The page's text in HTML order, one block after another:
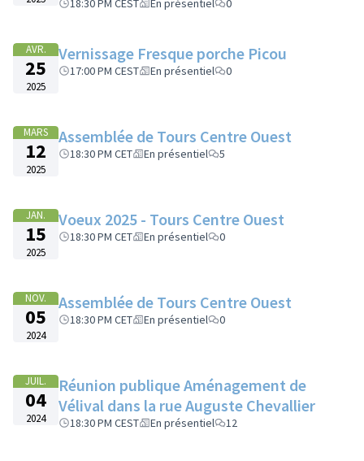
18:30 PM CEST En présentiel 0
AVR.
25
2025
Vernissage Fresque porche Picou
17:00 PM CEST En présentiel 0
MARS
12
2025
Assemblée de Tours Centre Ouest
18:30 PM CET En présentiel 5
JAN.
15
2025
Voeux 2025 - Tours Centre Ouest
18:30 PM CET En présentiel 0
NOV.
05
2024
Assemblée de Tours Centre Ouest
18:30 PM CET En présentiel 0
JUIL.
04
2024
Réunion publique Aménagement de
Vélival dans la rue Auguste Chevallier
18:30 PM CEST En présentiel 12